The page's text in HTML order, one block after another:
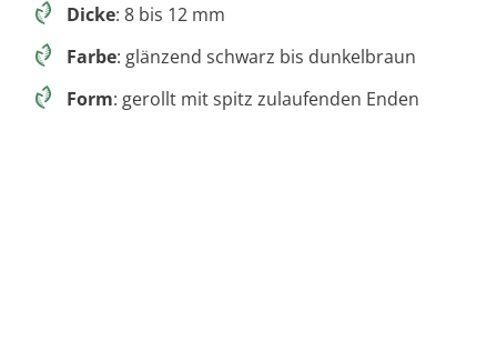
Dicke: 8 bis 12 mm
Farbe: glänzend schwarz bis dunkelbraun
Form: gerollt mit spitz zulaufenden Enden